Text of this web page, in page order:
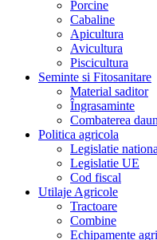
Porcine
Cabaline
Apicultura
Avicultura
Piscicultura
Seminte si Fitosanitare
Material saditor
Îngrasaminte
Combaterea
Politica agricola
Legislatie
Legislatie UE
Cod fiscal
Utilaje Agricole
Tractoare
Combine
Echipamente